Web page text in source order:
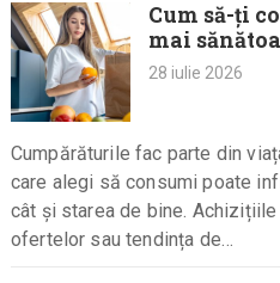
Cum să-ți
mai
28 iulie 2026
Cumpărăturile fac parte din
care alegi să consumi poate
cât și starea de bine.
ofertelor sau tendința de…